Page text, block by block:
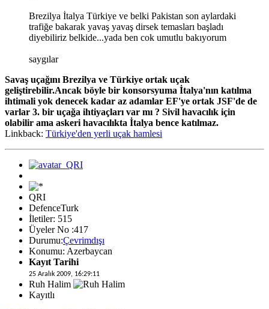
Brezilya İtalya Türkiye ve belki Pakistan son aylardaki
trafiğe bakarak yavaş yavaş dirsek temasları başladı
diyebiliriz belkide...yada ben cok umutlu bakıyorum
saygılar
Savaş uçağını Brezilya ve Türkiye ortak uçak
geliştirebilir.Ancak böyle bir konsorsyuma İtalya'nın katılma
ihtimali yok denecek kadar az adamlar EF'ye ortak JSF'de de
varlar 3. bir uçağa ihtiyaçları var mı ? Sivil havacılık için
olabilir ama askeri havacılıkta İtalya bence katılmaz.
Linkback: Türkiye'den yerli uçak hamlesi
QRI
DefenceTurk
İletiler: 515
Üyeler No :417
Durumu:Çevrimdışı
Konumu: Azerbaycan
Kayıt Tarihi
25 Aralık 2009, 16:29:11
Ruh Halim
Kayıtlı